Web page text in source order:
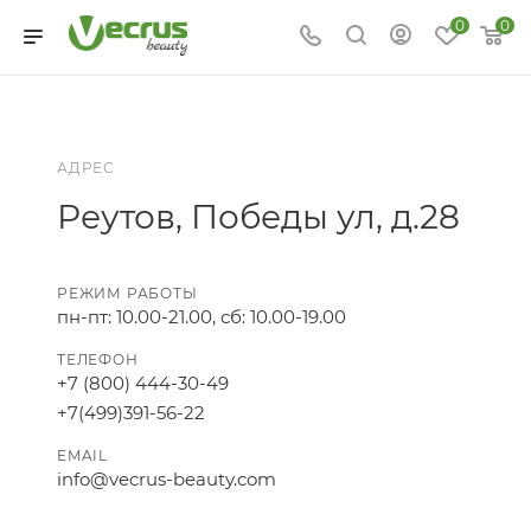
0 0
АДРЕС
Реутов, Победы ул, д.28
РЕЖИМ РАБОТЫ
пн-пт: 10.00-21.00, сб: 10.00-19.00
ТЕЛЕФОН
+7 (800) 444-30-49
+7(499)391-56-22
EMAIL
info@vecrus-beauty.com